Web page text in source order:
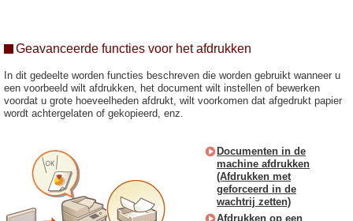
Geavanceerde functies voor het afdrukken
In dit gedeelte worden functies beschreven die worden gebruikt wanneer u
een voorbeeld wilt afdrukken, het document wilt instellen of bewerken
voordat u grote hoeveelheden afdrukt, wilt voorkomen dat afgedrukt papier
wordt achtergelaten of gekopieerd, enz.
Documenten in de
machine afdrukken
(Afdrukken met
geforceerd in de
wachtrij zetten)
Afdrukken op een